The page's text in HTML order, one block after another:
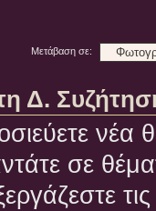
Μετάβαση σε:
Δ.
νέα
σε